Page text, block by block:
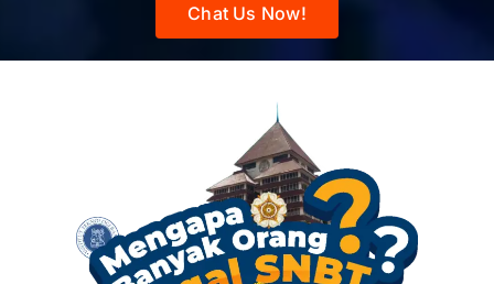
Chat Us Now!